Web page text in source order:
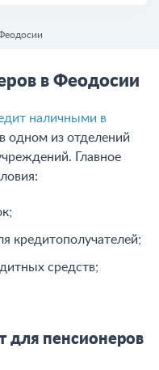
в Феодосии
наличными в
одном из отделений
Главное
кредитополучателей;
средств;
для пенсионеров